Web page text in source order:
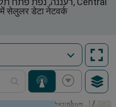
सेलुलर डेटा नेटवर्क